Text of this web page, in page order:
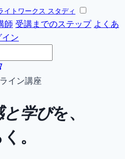
イトワークス スタディ
師 受講までのステップ よくあ
ン
イン講座
と学びを、
。